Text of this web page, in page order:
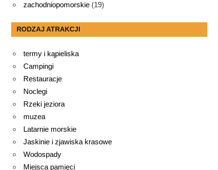
zachodniopomorskie (19)
RODZAJ ATRAKCJI
termy i kąpieliska
Campingi
Restauracje
Noclegi
Rzeki jeziora
muzea
Latarnie morskie
Jaskinie i zjawiska krasowe
Wodospady
Miejsca pamięci